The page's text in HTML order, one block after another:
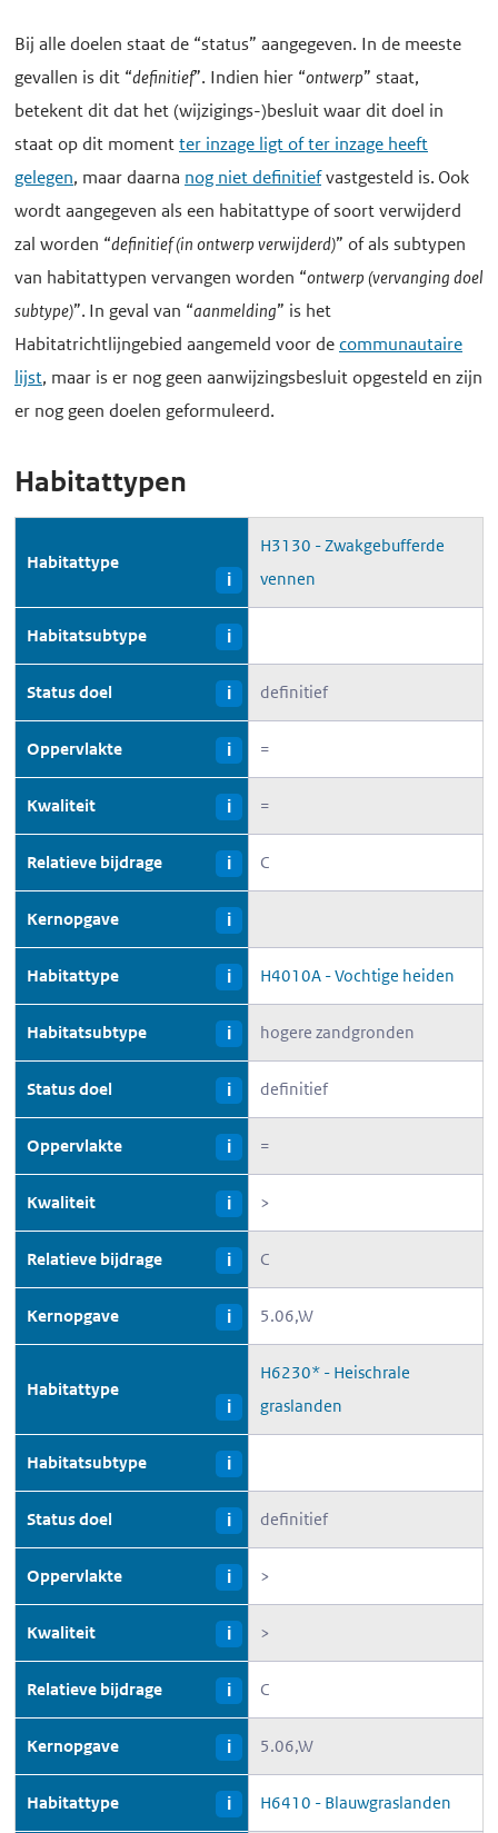
Bij alle doelen staat de “status” aangegeven. In de meeste
gevallen is dit “definitief”. Indien hier “ontwerp” staat,
betekent dit dat het (wijzigings-)besluit waar dit doel in
staat op dit momentter inzage ligt of ter inzage heeft
gelegen, maar daarna nog niet definitiefvastgesteld is. Ook
wordt aangegeven als een habitattype of soort verwijderd
zal worden “definitief (in ontwerp verwijderd)” of als subtypen
van habitattypen vervangen worden “ontwerp (vervanging doel
subtype)”. In geval van “aanmelding” is het
Habitatrichtlijngebied aangemeld voor decommunautaire
lijst, maar is er nog geen aanwijzingsbesluit opgesteld en zijn
er nog geen doelen geformuleerd.
Habitattypen
Habitattype
i
H3130 - Zwakgebufferde
vennen
Habitatsubtype i
Status doel i definitief
Oppervlakte i =
Kwaliteit i =
Relatieve bijdrage i C
Kernopgave i
Habitattype i H4010A - Vochtige heiden
Habitatsubtype i hogere zandgronden
Status doel i definitief
Oppervlakte i =
Kwaliteit i >
Relatieve bijdrage i C
Kernopgave i 5.06,W
Habitattype
i
H6230* - Heischrale
graslanden
Habitatsubtype i
Status doel i definitief
Oppervlakte i >
Kwaliteit i >
Relatieve bijdrage i C
Kernopgave i 5.06,W
Habitattype i H6410 - Blauwgraslanden